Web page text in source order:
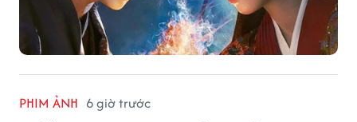
PHIM ẢNH 6 giờ trước